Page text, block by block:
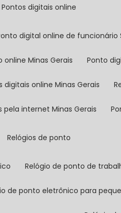
pontos digitais online
ponto digital online de funcionário
online Minas Gerais ponto
digitais online Minas Gerais
pela internet Minas Gerais
relógios de ponto
relógio de ponto de
de ponto eletrônico para